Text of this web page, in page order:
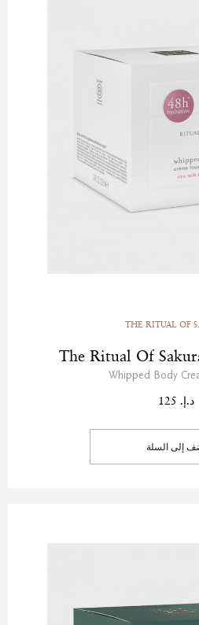
THE RITUAL OF
The Ritual Of
Whipped Body
د.إ. 125
إلى السلة